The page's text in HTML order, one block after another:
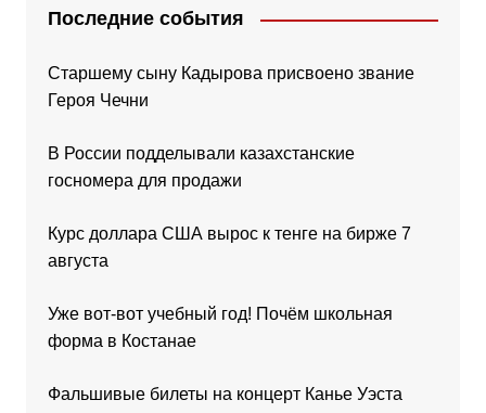
Последние события
Старшему сыну Кадырова присвоено звание
Героя Чечни
В России подделывали казахстанские
госномера для продажи
Курс доллара США вырос к тенге на бирже 7
августа
Уже вот-вот учебный год! Почём школьная
форма в Костанае
Фальшивые билеты на концерт Канье Уэста